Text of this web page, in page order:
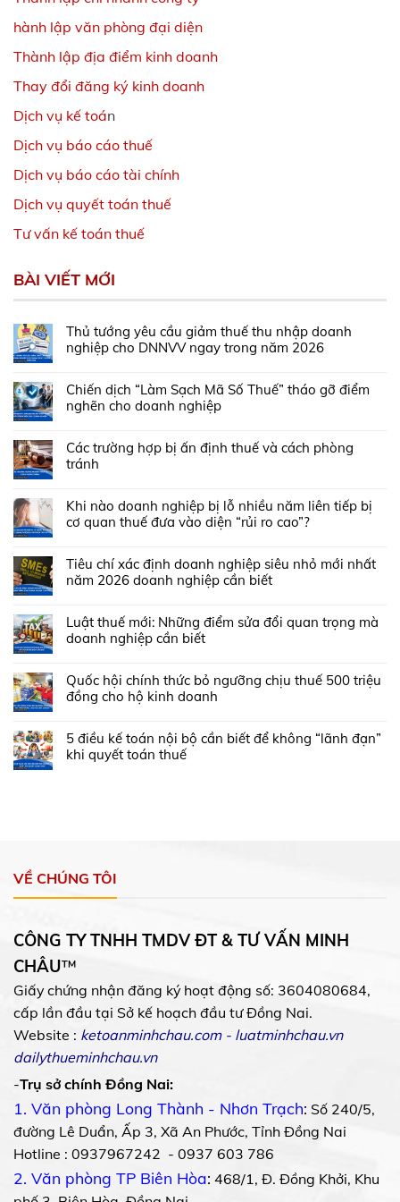
hành lập văn phòng đại diện
Thành lập địa điểm kinh doanh
Thay đổi đăng ký kinh doanh
Dịch vụ kế toán
Dịch vụ báo cáo thuế
Dịch vụ báo cáo tài chính
Dịch vụ quyết toán thuế
Tư vấn kế toán thuế
BÀI VIẾT MỚI
Thủ tướng yêu cầu giảm thuế thu nhập doanh
nghiệp cho DNNVV ngay trong năm 2026
Chiến dịch “Làm Sạch Mã Số Thuế” tháo gỡ điểm
nghẽn cho doanh nghiệp
Các trường hợp bị ấn định thuế và cách phòng
tránh
Khi nào doanh nghiệp bị lỗ nhiều năm liên tiếp bị
cơ quan thuế đưa vào diện “rủi ro cao”?
Tiêu chí xác định doanh nghiệp siêu nhỏ mới nhất
năm 2026 doanh nghiệp cần biết
Luật thuế mới: Những điểm sửa đổi quan trọng mà
doanh nghiệp cần biết
Quốc hội chính thức bỏ ngưỡng chịu thuế 500 triệu
đồng cho hộ kinh doanh
5 điều kế toán nội bộ cần biết để không “lãnh đạn”
khi quyết toán thuế
VỀ CHÚNG TÔI
CÔNG TY TNHH TMDV ĐT & TƯ VẤN MINH
CHÂU™
Giấy chứng nhận đăng ký hoạt động số: 3604080684,
cấp lần đầu tại Sở kế hoạch đầu tư Đồng Nai.
Website : ketoanminhchau.com- luatminhchau.vn
dailythueminhchau.vn
-Trụ sở chính Đồng Nai:
1. Văn phòng Long Thành - Nhơn Trạch: Số 240/5,
đường Lê Duẩn, Ấp 3, Xã An Phước, Tỉnh Đồng Nai
Hotline : 0937967242 - 0937 603 786
2. Văn phòng TP Biên Hòa: 468/1, Đ. Đồng Khởi, Khu